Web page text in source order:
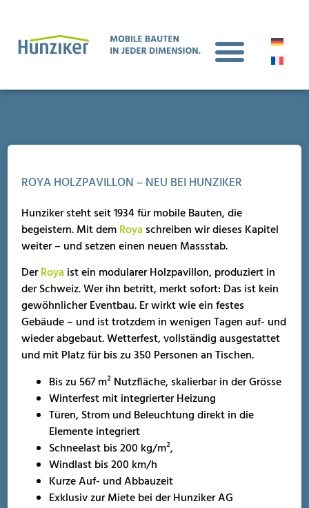
ROYA HOLZPAVILLON – NEU BEI HUNZIKER
Hunziker steht seit 1934 für mobile Bauten, die
begeistern. Mit demRoya schreiben wir dieses Kapitel
weiter – und setzen einen neuen Massstab.
DerRoya ist ein modularer Holzpavillon, produziert in
der Schweiz. Wer ihn betritt, merkt sofort: Das ist kein
gewöhnlicher Eventbau. Er wirkt wie ein festes
Gebäude – und ist trotzdem in wenigen Tagen auf- und
wieder abgebaut. Wetterfest, vollständig ausgestattet
und mit Platz für bis zu 350 Personen an Tischen.
Bis zu 567 m² Nutzfläche, skalierbar in der Grösse
Winterfest mit integrierter Heizung
Türen, Strom und Beleuchtung direkt in die
Elemente integriert
Schneelast bis 200 kg/m²,
Windlast bis 200 km/h
Kurze Auf- und Abbauzeit
Exklusiv zur Miete bei der Hunziker AG